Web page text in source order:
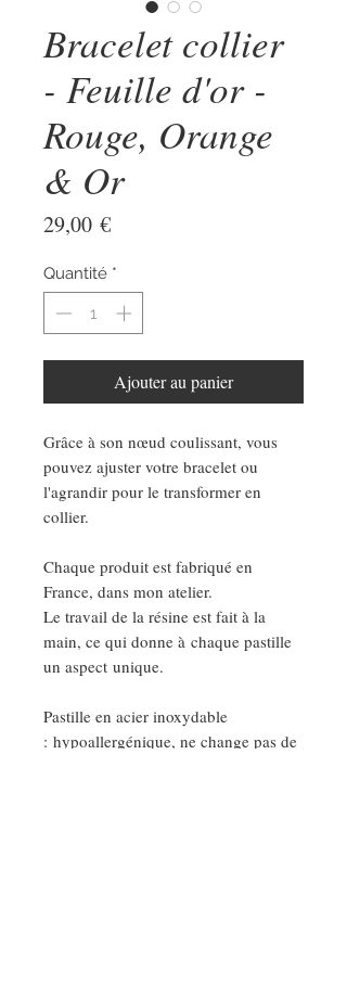
Bracelet collier
- Feuille d'or -
Rouge, Orange
& Or
29,00 €Prix
Quantité *
Ajouter au panier
Grâce à son nœud coulissant, vous
pouvez ajuster votre bracelet ou
l'agrandir pour le transformer en
collier.
Chaque produit est fabriqué en
France, dans mon atelier.
Le travail de la résine est fait à la
main, ce qui donne à chaque pastille
un aspect unique.
Pastille en acier inoxydable
: hypoallergénique, ne change pas de